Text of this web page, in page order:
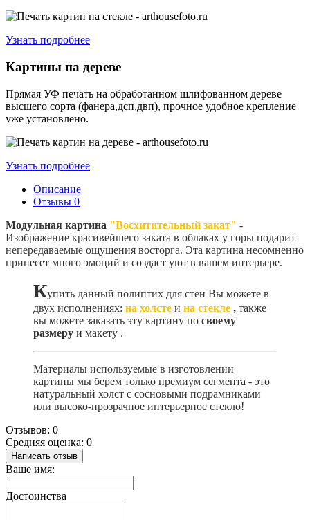
Узнать подробнее
Картины на дереве
Прямая УФ печать на обработанном шлифованном дереве
высшего сорта (фанера,дсп,двп), прочное удобное крепление
уже установлено.
Узнать подробнее
Описание
Отзывы 0
Модульная картина "Восхитительный закат" -
Изображение красивейшего заката в облаках у горы подарит
непередаваемые ощущения восторга. Эта картина несомненно
принесет много эмоций и создаст уют в вашем интерьере.
Купить данный полиптих для стен Вы можете в
двух исполнениях: на холсте и на стекле , также
вы можете заказать эту картину по своему
размеру и макету .
Материалы используемые в изготовлении
картины мы берем только премиум сегмента - это
натуральный холст с сосновыми подрамниками
или высоко-прозрачное интерьерное стекло!
Отзывов: 0
Средняя оценка: 0
Написать отзыв
Ваше имя:
Достоинства